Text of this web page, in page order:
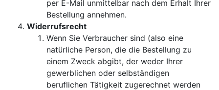
per E-Mail unmittelbar nach dem Erhalt Ihrer
Bestellung annehmen.
Widerrufsrecht
Wenn Sie Verbraucher sind (also eine
natürliche Person, die die Bestellung zu
einem Zweck abgibt, der weder Ihrer
gewerblichen oder selbständigen
beruflichen Tätigkeit zugerechnet werden